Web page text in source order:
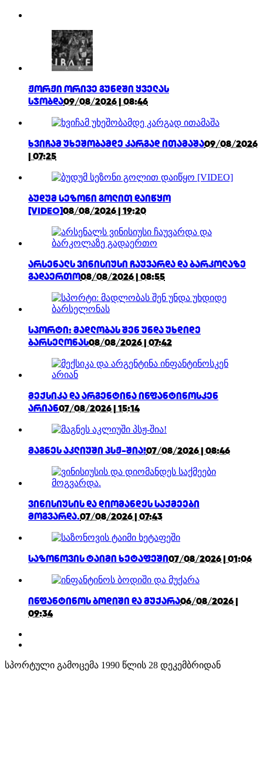
ჟორჟი ორივე გუნდში ყველას
სჯობდა09/08/2026 | 08:46
ხვიჩამ უხეშობამდე კარგად ითამაშა09/08/2026
| 07:25
ბუდუმ სეზონი გოლით დაიწყო
[VIDEO]08/08/2026 | 19:20
არსენალს ვინისიუსი ჩაუვარდა და ბარკოლაზე
გადაერთო08/08/2026 | 08:55
სპორტი: მადლობას შენ უნდა უხდიდე
ბარსელონას08/08/2026 | 07:42
მექსიკა და არგენტინა ინფანტინოსკენ
არიან07/08/2026 | 15:14
მაგნეს აკლიუში პსჟ-შია!07/08/2026 | 08:46
ვინისიუსის და დიომანდეს საქმეები
მოგვარდა.07/08/2026 | 07:43
საზონოვის ტაიმი ხეტაფეში07/08/2026 | 01:06
ინფანტინოს ბოდიში და მუქარა06/08/2026 |
09:34
სპორტული გამოცემა 1990 წლის 28 დეკემბრიდან